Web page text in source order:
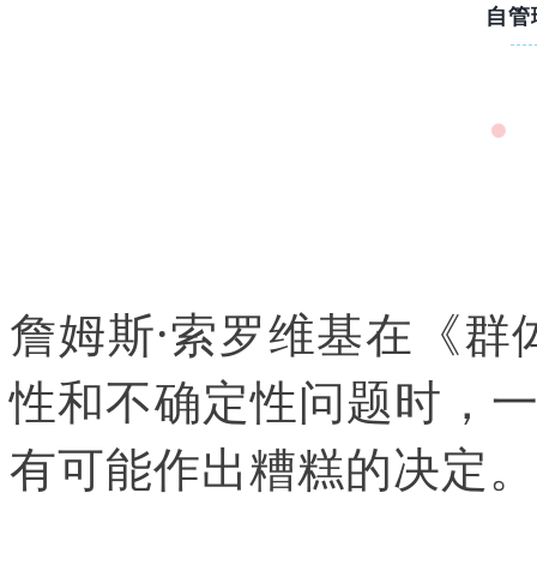
自
詹姆斯·索罗维基在《群
性和不确定性问题时，
有可能作出糟糕的决定